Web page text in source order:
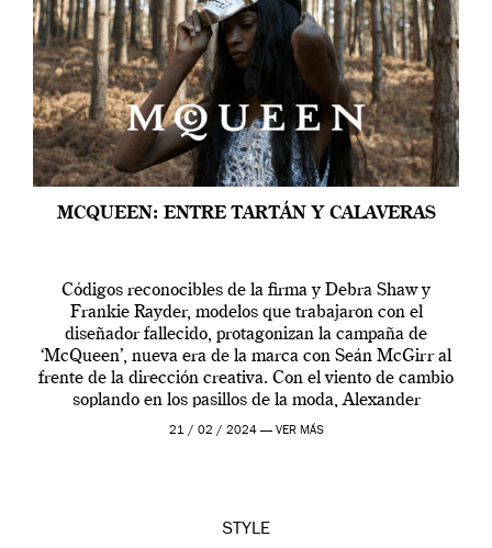
MCQUEEN: ENTRE TARTÁN Y CALAVERAS
Códigos reconocibles de la firma y Debra Shaw y
Frankie Rayder, modelos que trabajaron con el
diseñador fallecido, protagonizan la campaña de
‘McQueen’, nueva era de la marca con Seán McGirr al
frente de la dirección creativa. Con el viento de cambio
soplando en los pasillos de la moda, Alexander
McQueen se prepara para una […]
21 / 02 / 2024 — VER MÁS
STYLE